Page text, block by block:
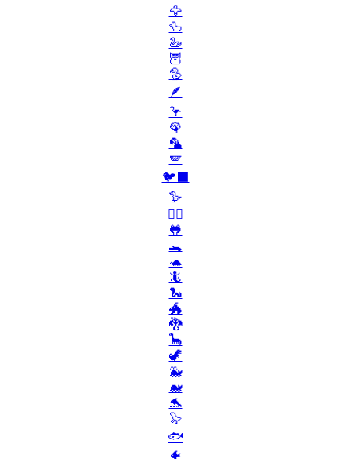
🦅
🦆
🦢
🦉
🦤
🪶
🦩
🦚
🦜
🪽
🐦‍⬛
🪿
🐦‍🔥
🐸
🐊
🐢
🦎
🐍
🐲
🐉
🦕
🦖
🐳
🐋
🐬
🦭
🐟